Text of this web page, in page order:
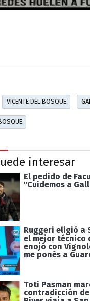
VICENTE DEL BOSQUE
interesar
El pedido de
"Cuidemos a
Ruggeri eligió a
el mejor técnico
enojó con
me ponés a
Toti Pasman
contradicción